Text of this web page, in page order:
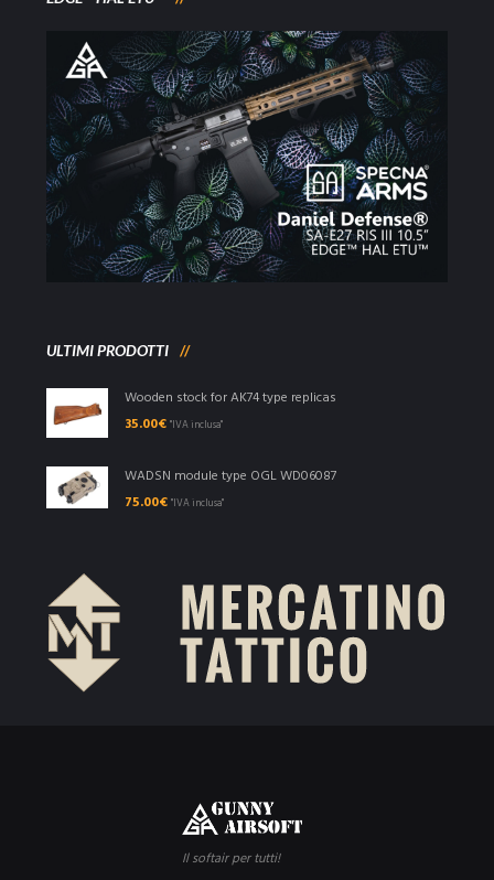
ULTIMI PRODOTTI
Wooden stock for AK74 type replicas
35.00€ "IVA inclusa"
WADSN module type OGL WD06087
75.00€ "IVA inclusa"
Il softair per tutti!